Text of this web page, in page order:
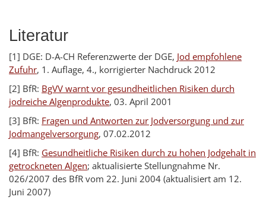
Literatur
[1] DGE: D-A-CH Referenzwerte der DGE, Jod empfohlene
Zufuhr, 1. Auflage, 4., korrigierter Nachdruck 2012
[2] BfR: BgVV warnt vor gesundheitlichen Risiken durch
jodreiche Algenprodukte, 03. April 2001
[3] BfR: Fragen und Antworten zur Jodversorgung und zur
Jodmangelversorgung, 07.02.2012
[4] BfR: Gesundheitliche Risiken durch zu hohen Jodgehalt in
getrockneten Algen; aktualisierte Stellungnahme Nr.
026/2007 des BfR vom 22. Juni 2004 (aktualisiert am 12.
Juni 2007)